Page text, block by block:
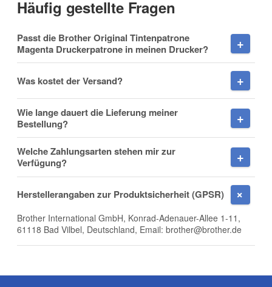
Firma
E-Mail
Häufig gestellte Fragen
Passt die Brother Original Tintenpatrone
Magenta Druckerpatrone in meinen Drucker?
Was kostet der Versand?
Wie lange dauert die Lieferung meiner
Bestellung?
Welche Zahlungsarten stehen mir zur
Verfügung?
Herstellerangaben zur Produktsicherheit (GPSR)
Brother International GmbH, Konrad-Adenauer-Allee 1-11,
61118 Bad Vilbel, Deutschland, Email: brother@brother.de